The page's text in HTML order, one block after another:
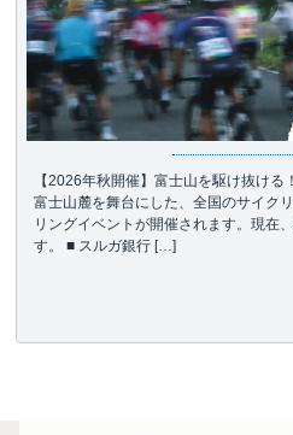
【2026年秋開催】富士山を駆け抜け
富士山麓を舞台にした、全国のサイク
リングイベントが開催されます。現在
す。 ■ スルガ銀行 […]